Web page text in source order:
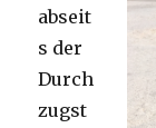
abseit
s der
Durch
zugst